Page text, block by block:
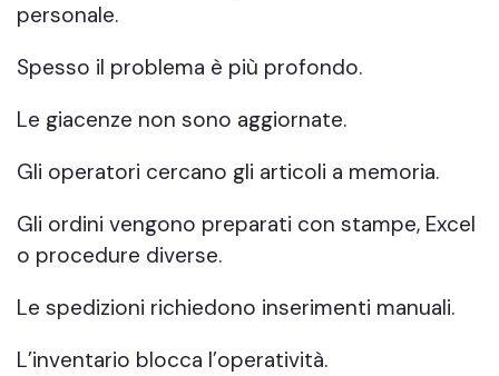
personale.
Spesso il problema è più profondo.
Le giacenze non sono aggiornate.
Gli operatori cercano gli articoli a memoria.
Gli ordini vengono preparati con stampe, Excel
o procedure diverse.
Le spedizioni richiedono inserimenti manuali.
L’inventario blocca l’operatività.